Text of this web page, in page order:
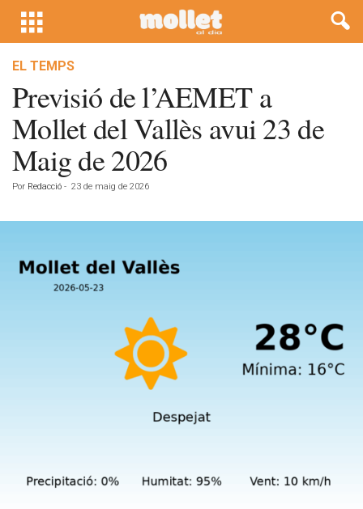
EL TEMPS
Previsió de l’AEMET a
Mollet del Vallès avui 23 de
Maig de 2026
Por Redacció - 23 de maig de 2026